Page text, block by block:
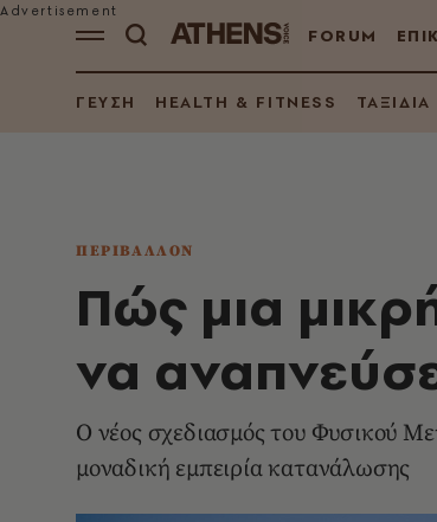
FORUM
ΓΕΥΣΗ HEALTH & FITNESS ΤΑΞΙΔΙΑ
ΠΕΡΙΒΑΛΛΟΝ
Πώς μια
να
Ο νέος σχεδιασμός του Φυσικού
μοναδική εμπειρία κατανάλωσης